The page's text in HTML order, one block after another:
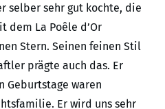
selber sehr gut kochte, die
dem La Poêle d’Or
Stern. Seinen feinen Stil
prägte auch das. Er
Geburtstage waren
Er wird uns sehr